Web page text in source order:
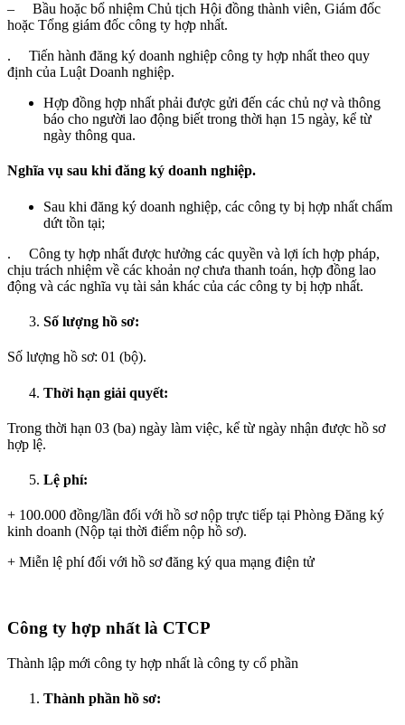
– Bầu hoặc bổ nhiệm Chủ tịch Hội đồng thành viên, Giám đốc
hoặc Tổng giám đốc công ty hợp nhất.
. Tiến hành đăng ký doanh nghiệp công ty hợp nhất theo quy
định của Luật Doanh nghiệp.
Hợp đồng hợp nhất phải được gửi đến các chủ nợ và thông
báo cho người lao động biết trong thời hạn 15 ngày, kể từ
ngày thông qua.
Nghĩa vụ sau khi đăng ký doanh nghiệp.
Sau khi đăng ký doanh nghiệp, các công ty bị hợp nhất chấm
dứt tồn tại;
. Công ty hợp nhất được hưởng các quyền và lợi ích hợp pháp,
chịu trách nhiệm về các khoản nợ chưa thanh toán, hợp đồng lao
động và các nghĩa vụ tài sản khác của các công ty bị hợp nhất.
Số lượng hồ sơ:
Số lượng hồ sơ: 01 (bộ).
Thời hạn giải quyết:
Trong thời hạn 03 (ba) ngày làm việc, kể từ ngày nhận được hồ sơ
hợp lệ.
Lệ phí:
+ 100.000 đồng/lần đối với hồ sơ nộp trực tiếp tại Phòng Đăng ký
kinh doanh (Nộp tại thời điểm nộp hồ sơ).
+ Miễn lệ phí đối với hồ sơ đăng ký qua mạng điện tử
Công ty hợp nhất là CTCP
Thành lập mới công ty hợp nhất là công ty cổ phần
Thành phần hồ sơ: